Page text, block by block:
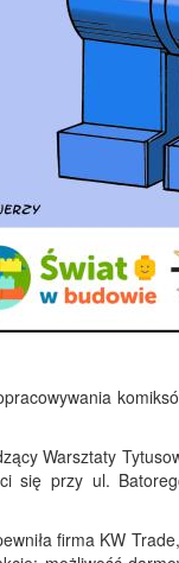
Warsztaty
się przy ul.
firma KW